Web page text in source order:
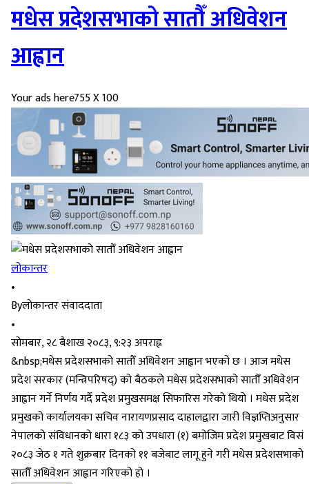
मधेस प्रदेशसभाको सातौँ अधिवेशन
आह्वान
Your ads here755 X 100
लोकान्तर
•
Byलोकान्तर संवाददाता
•
सोमबार, २८ बैशाख २०८३, ९:२३ अपराह्न
&nbsp;मधेस प्रदेशसभाको सातौँ अधिवेशन आह्वान भएको छ । आज मधेस
प्रदेश सरकार (मन्त्रिपरिषद्) को बैठकले मधेस प्रदेशसभाको सातौँ अधिवेशन
आह्वान गर्ने निर्णय गर्दै प्रदेश प्रमुखसमक्ष सिफारिस गरेको थियो । मधेस प्रदेश
प्रमुखको कार्यालयका सचिव नारायणप्रसाद दाहालद्वारा जारी विज्ञप्तिअनुसार
नेपालको संविधानको धारा १८३ को उपधारा (१) बमोजिम प्रदेश प्रमुखबाट विसं
२०८३ जेठ १ गते शुक्रबार दिनको ११ बजेबाट लागू हुने गरी मधेस प्रदेशसभाको
सातौँ अधिवेशन आह्वान गरिएको हो ।